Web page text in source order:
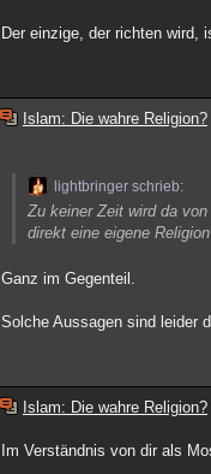
Der einzige, der richten wird,
Islam: Die wahre Religion?
lightbringer schrieb:
Zu keiner Zeit wird da
direkt eine eigene
Ganz im Gegenteil.
Solche Aussagen sind leider
Islam: Die wahre Religion?
Im Verständnis von dir als